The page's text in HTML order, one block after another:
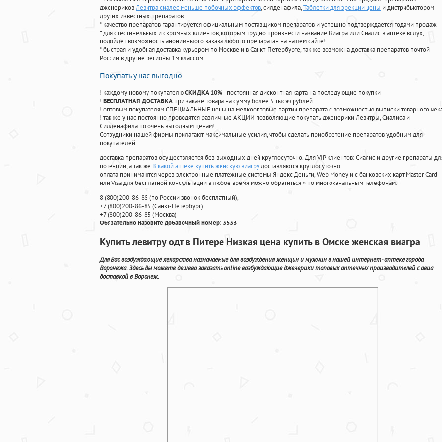
дженериковЛевитра сиалес меньше побочных эффектов, силденафила,Таблетки для эрекции цены и дистрибьютором
других известных препаратов
* качество препаратов гарантируется официальным поставщиком препаратов и успешно подтверждается годами продаж
* для стестинельных и скромных клиентов, которым трудно произнести название Виагра или Сиалис в аптеке вслух,
подойдет возможность анонимныого заказа любого препаратан на нашем сайте!
* быстрая и удобная доставка курьером по Москве и в Санкт-Петербурге, так же возможна доставка препаратов почтой
России в другие регионы 1м классом
Покупать у нас выгодно
! каждому новому покупателюСКИДКА 10%- постоянная дисконтная карта на последующие покупки
! БЕСПЛАТНАЯ ДОСТАВКА при заказе товара на сумму более 5 тысяч рублей
! оптовым покупателям СПЕЦИАЛЬНЫЕ цены на мелкооптовые партии препарата с возможностью выписки товарного
! так же у нас постоянно проводятся различные АКЦИИ позволяющие покупать дженерики Левитры, Сиалиса и
Силденафила по очень выгодным ценам!
Cотрудники нашей фирмы прилагают максимальные усилия, чтобы сделать приобретение препаратов удобным для
покупателей
доставка препаратов осуществляется без выходных дней круглосуточно. Для VIP клиентов: Сиалис и другие препараты
потенции, а так же В какой аптеке купить женскую виагрудоставляются круглосуточно
оплата принимаются через электронные платежные системы Яндекс Деньги, Web Money и с банковских карт Master Card
или Visa для бесплатной консультации в любое время можно обратиться» по многоканальным телефонам:
8(800)200-86-85 (по России звонок бесплатный),
+7(800)200-86-85 (Санкт-Петербург)
+7(800)200-86-85 (Москва)
Обязательно назовите добавочный номер: 3533
Купить левитру одт в Питере Низкая цена купить в Омске женская виагра
Для Вас возбуждающие лекарства назначаемые для возбуждения женщин и мужчин в нашей интернет- аптеке города
Воронежа. Здесь Вы можете дешево заказать online возбуждающие дженерики топовых аптечных производителей с авиа
доставкой в Воронеж.